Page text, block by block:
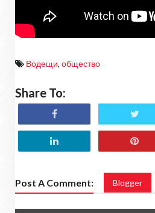
Водещи, общество
Share To:
Post A Comment: Blogger